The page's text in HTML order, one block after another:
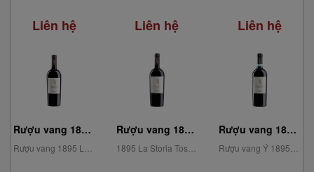
Liên hệ Liên hệ Liên hệ
Rượu vang 1895 La Storia Primitivo di Manduria DOC Rượu vang 1895 La Storia Toscana Rosso IGT
1895 La Storia Toscana Rosso IGT là rượu vang đỏ đến từ nhà sản xuất Verga lừng...
Rượu vang 1895 La Storia Montepulciano D’Abruzzo DOC